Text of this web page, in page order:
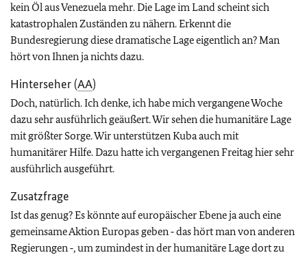
kein Öl aus Venezuela mehr. Die Lage im Land scheint sich
katastrophalen Zuständen zu nähern. Erkennt die
Bundesregierung diese dramatische Lage eigentlich an? Man
hört von Ihnen ja nichts dazu.
Hinterseher (AA)
Doch, natürlich. Ich denke, ich habe mich vergangene Woche
dazu sehr ausführlich geäußert. Wir sehen die humanitäre Lage
mit größter Sorge. Wir unterstützen Kuba auch mit
humanitärer Hilfe. Dazu hatte ich vergangenen Freitag hier sehr
ausführlich ausgeführt.
Zusatzfrage
Ist das genug? Es könnte auf europäischer Ebene ja auch eine
gemeinsame Aktion Europas geben ‑ das hört man von anderen
Regierungen ‑, um zumindest in der humanitäre Lage dort zu